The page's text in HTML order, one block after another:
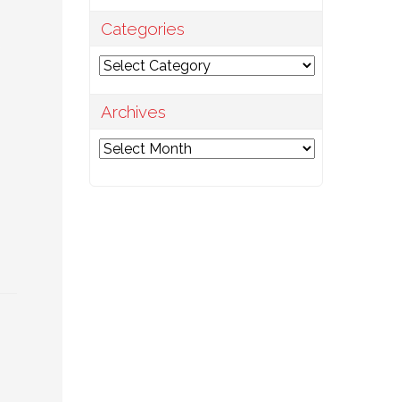
Categories
Categories
Archives
Archives